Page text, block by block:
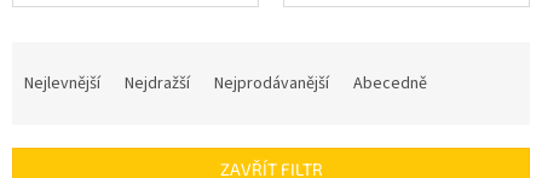
Nejlevnější Nejdražší Nejprodávanější Abecedně
ZAVŘÍT FILTR